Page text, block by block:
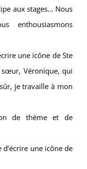
aux stages… Nous
enthousiasmons
une icône de Ste
sœur, Véronique, qui
je travaille à mon
de thème et de
une icône de